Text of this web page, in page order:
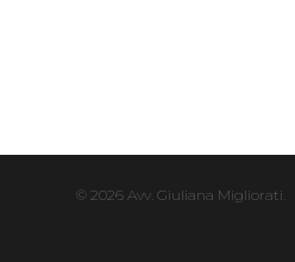
© 2026 Avv. Giuliana Migliorati.